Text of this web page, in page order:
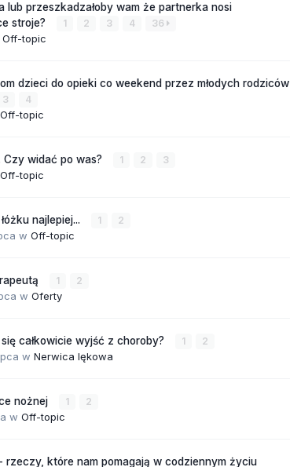
lub przeszkadzałoby wam że partnerka nosi
stroje?
1 2 3 4 36
Off-topic
dzieci do opieki co weekend przez młodych rodziców
3 4
Off-topic
widać po was? 1 2 3
Off-topic
najlepiej... 1 2
w Off-topic
1 2
w Oferty
całkowicie wyjść z choroby? 1 2
w Nerwica lękowa
nożnej 1 2
w Off-topic
rzeczy, które nam pomagają w codziennym życiu